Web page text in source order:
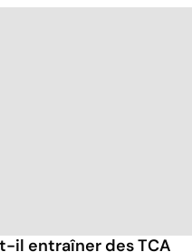
il entraîner des TCA